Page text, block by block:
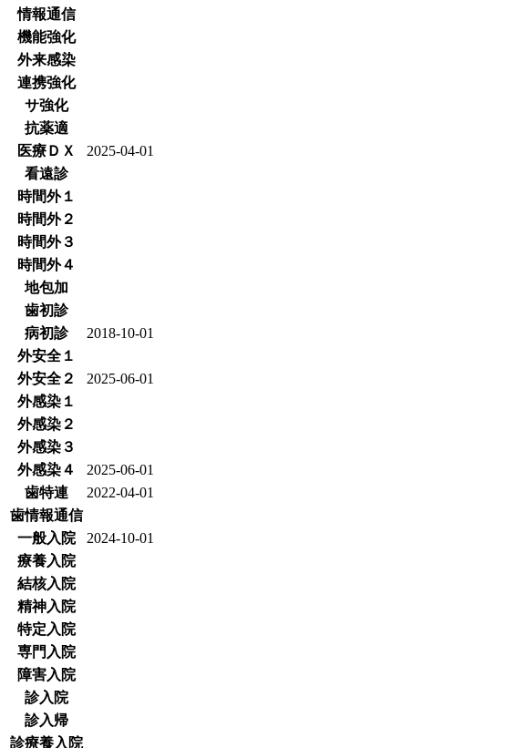
情報通信
機能強化
外来感染
連携強化
サ強化
抗薬適
医療ＤＸ
2025-04-01
看遠診
時間外１
時間外２
時間外３
時間外４
地包加
歯初診
病初診
2018-10-01
外安全１
外安全２
2025-06-01
外感染１
外感染２
外感染３
外感染４
2025-06-01
歯特連
2022-04-01
歯情報通信
一般入院
2024-10-01
療養入院
結核入院
精神入院
特定入院
専門入院
障害入院
診入院
診入帰
診療養入院